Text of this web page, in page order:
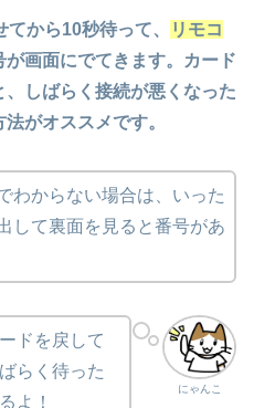
てから10秒待って、
リモコ
が画面にでてきます。カード
しばらく接続が悪くなった
がオススメです。
わからない場合は、いった
して裏面を見ると番号があ
にゃんこ
ドを戻して
らく待った
よ！